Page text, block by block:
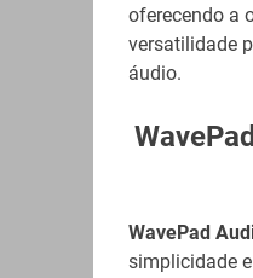
oferecendo a
versatilidade
áudio.
WavePad
simplicidade